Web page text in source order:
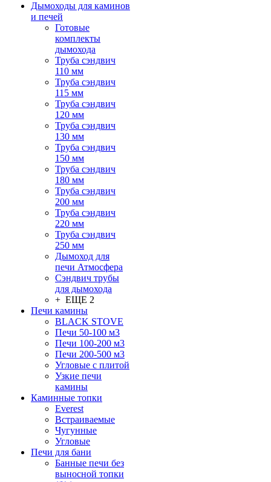
Дымоходы для каминов
и печей
Готовые
комплекты
дымохода
Труба сэндвич
110 мм
Труба сэндвич
115 мм
Труба сэндвич
120 мм
Труба сэндвич
130 мм
Труба сэндвич
150 мм
Труба сэндвич
180 мм
Труба сэндвич
200 мм
Труба сэндвич
220 мм
Труба сэндвич
250 мм
Дымоход для
печи Атмосфера
Сэндвич трубы
для дымохода
+ ЕЩЕ 2
Печи камины
BLACK STOVE
Печи 50-100 м3
Печи 100-200 м3
Печи 200-500 м3
Угловые с плитой
Узкие печи
камины
Каминные топки
Everest
Встраиваемые
Чугунные
Угловые
Печи для бани
Банные печи без
выносной топки